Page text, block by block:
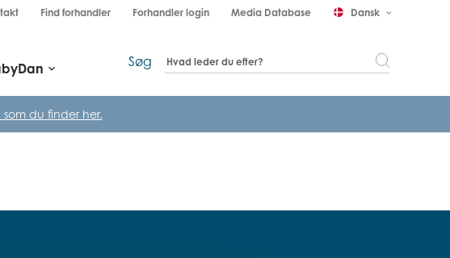
Find forhandler Forhandler login Media Database Dansk keyboard_arrow_down
keyboard_arrow_down Søg
du finder her.